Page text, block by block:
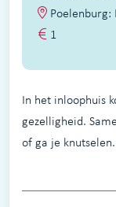
Poelenburg:
1
In het inloophuis
gezelligheid.
of ga je